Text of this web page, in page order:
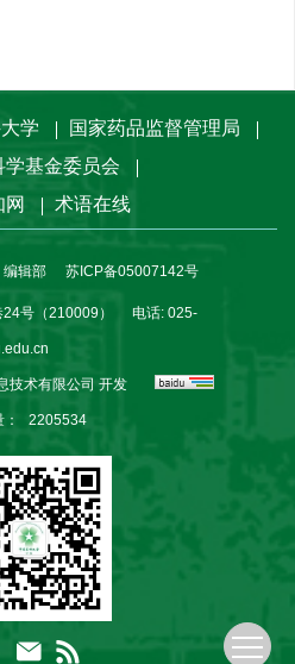
学
国家药品监督管理局
学基金委员会
术语在线
编辑部 苏ICP备05007142号
号（210009） 电话: 025-
技术有限公司 开发
2205534